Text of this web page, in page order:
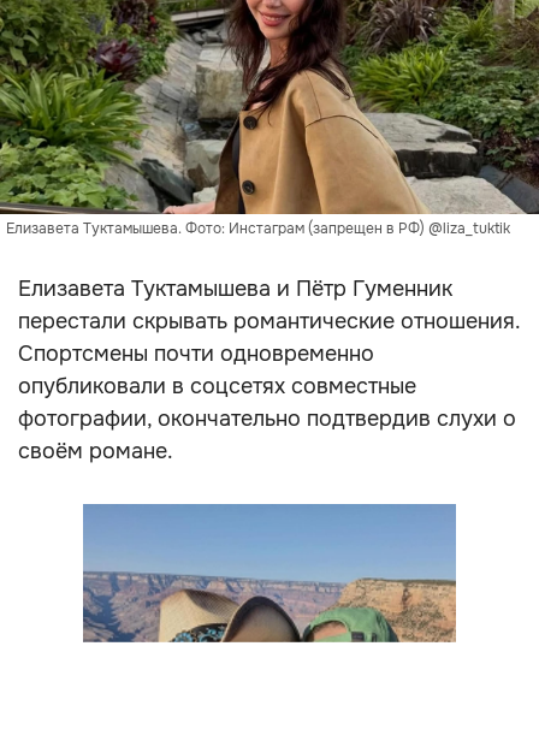
Елизавета Туктамышева. Фото: Инстаграм (запрещен в РФ) @liza_tuktik
Елизавета Туктамышева и Пётр Гуменник
перестали скрывать романтические отношения.
Спортсмены почти одновременно
опубликовали в соцсетях совместные
фотографии, окончательно подтвердив слухи о
своём романе.